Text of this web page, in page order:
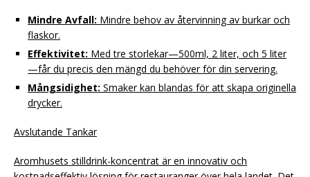
Mindre Avfall: Mindre behov av återvinning av burkar och
flaskor.
Effektivitet: Med tre storlekar—500ml, 2 liter, och 5 liter
—får du precis den mängd du behöver för din servering.
Mångsidighet: Smaker kan blandas för att skapa originella
drycker.
Avslutande Tankar
Aromhusets stilldrink-koncentrat är en innovativ och